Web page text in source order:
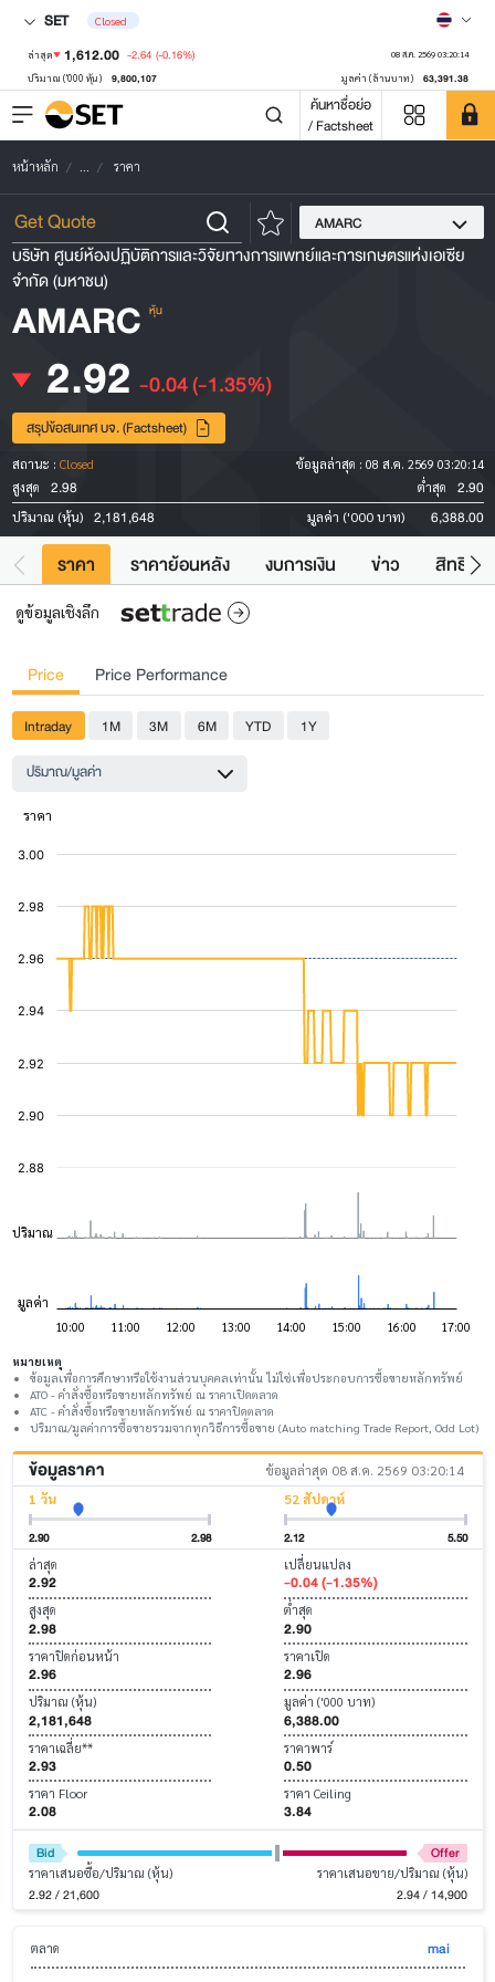
SET Closed
ล่าสุด 1,612.00 -2.64 (-0.16%) 08 ส.ค. 2569 03:20:14
ปริมาณ ('000 หุ้น) 9,800,107 มูลค่า (ล้านบาท) 63,391.38
ค้นหาชื่อย่อ
/ Factsheet
หน้าหลัก ... ราคา
AMARC
บริษัท ศูนย์ห้องปฏิบัติการและวิจัยทางการแพทย์และการเกษตรแห่งเอเซีย
จำกัด (มหาชน)
AMARC หุ้น
2.92 -0.04(-1.35%)
สรุปข้อสนเทศ บจ. (Factsheet)
สถานะ : Closed ข้อมูลล่าสุด : 08 ส.ค. 2569 03:20:14
สูงสุด
2.98 ต่ำสุด 2.90
ปริมาณ (หุ้น) 2,181,648 มูลค่า ('000 บาท) 6,388.00
ราคา ราคาย้อนหลัง งบการเงิน ข่าว สิทธิปร
ดูข้อมูลเชิงลึก
Price Price Performance
Intraday 1M 3M 6M YTD
1Y
ปริมาณ/มูลค่า
หมายเหตุ
ข้อมูลเพื่อการศึกษาหรือใช้งานส่วนบุคคลเท่านั้น ไม่ใช่เพื่อประกอบการซื้อขายหลักทรัพย์
ATO - คำสั่งซื้อหรือขายหลักทรัพย์ ณ ราคาเปิดตลาด
ATC - คำสั่งซื้อหรือขายหลักทรัพย์ ณ ราคาปิดตลาด
ปริมาณ/มูลค่าการซื้อขายรวมจากทุกวิธีการซื้อขาย (Auto matching Trade Report, Odd Lot)
ข้อมูลราคา
ข้อมูลล่าสุด 08 ส.ค. 2569 03:20:14
1 วัน
2.90 2.98
52 สัปดาห์
2.12 5.50
ล่าสุด
2.92
เปลี่ยนแปลง
-0.04 (-1.35%)
สูงสุด
2.98
ต่ำสุด
2.90
ราคาปิดก่อนหน้า
2.96
ราคาเปิด
2.96
ปริมาณ (หุ้น)
2,181,648
มูลค่า ('000 บาท)
6,388.00
ราคาเฉลี่ย**
2.93
ราคาพาร์
0.50
ราคา Floor
2.08
ราคา Ceiling
3.84
Bid Offer
ราคาเสนอซื้อ/ปริมาณ (หุ้น)
2.92 / 21,600
ราคาเสนอขาย/ปริมาณ (หุ้น)
2.94 / 14,900
ตลาด
mai